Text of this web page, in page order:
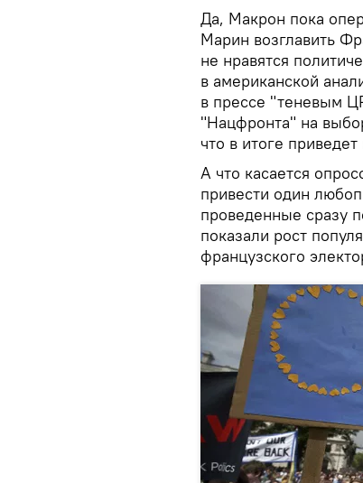
Да, Макрон пока
Марин возглавить
не нравятся
в американской
в прессе "теневым
"Нацфронта" на
что в итоге
А что касается
привести один
проведенные сразу
показали рост
французского